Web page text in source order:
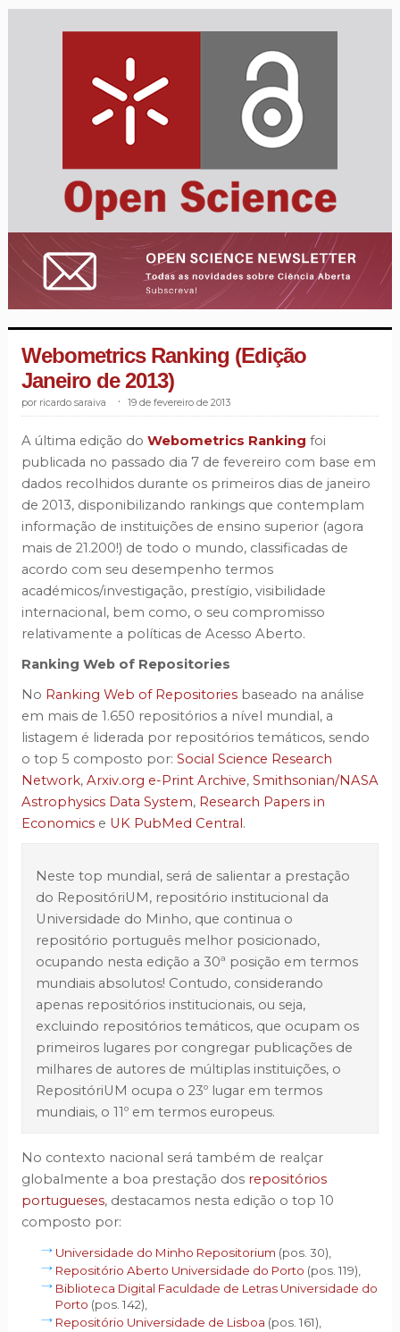
Webometrics Ranking (Edição
Janeiro de 2013)
ricardo saraiva 19 de fevereiro de 2013
A última edição do Webometrics Ranking foi
publicada no passado dia 7 de fevereiro com base em
dados recolhidos durante os primeiros dias de janeiro
de 2013, disponibilizando rankings que contemplam
informação de instituições de ensino superior (agora
mais de 21.200!) de todo o mundo, classificadas de
acordo com seu desempenho termos
académicos/investigação, prestígio, visibilidade
internacional, bem como, o seu compromisso
relativamente a políticas de Acesso Aberto.
Ranking Web of Repositories
No Ranking Web of Repositoriesbaseado na análise
em mais de 1.650 repositórios a nível mundial, a
listagem é liderada por repositórios temáticos, sendo
o top 5 composto por: Social Science Research
Network, Arxiv.org e-Print Archive, Smithsonian/NASA
Astrophysics Data System, Research Papers in
Economicse UK PubMed Central.
Neste top mundial, será de salientar a prestação
do RepositóriUM, repositório institucional da
Universidade do Minho, que continua o
repositório português melhor posicionado,
ocupando nesta edição a 30ª posição em termos
mundiais absolutos! Contudo, considerando
apenas repositórios institucionais, ou seja,
excluindo repositórios temáticos, que ocupam os
primeiros lugares por congregar publicações de
milhares de autores de múltiplas instituições, o
RepositóriUM ocupa o 23º lugar em termos
mundiais, o 11º em termos europeus.
No contexto nacional será também de realçar
globalmente a boa prestação dos repositórios
portugueses, destacamos nesta edição o top 10
composto por:
Universidade do Minho Repositorium (pos. 30),
Repositório Aberto Universidade do Porto (pos. 119),
Biblioteca Digital Faculdade de Letras Universidade do
Porto (pos. 142),
Repositório Universidade de Lisboa (pos. 161),